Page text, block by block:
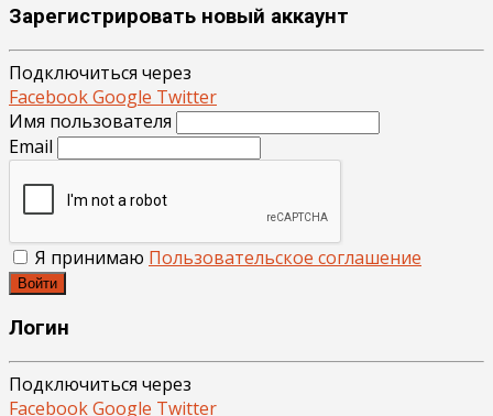
Зарегистрировать новый аккаунт
Подключиться через
FacebookGoogle Twitter
Имя пользователя
Email
Я принимаю Пользовательское соглашение
Войти
Логин
Подключиться через
FacebookGoogle Twitter